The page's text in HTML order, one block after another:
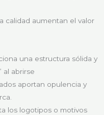
calidad aumentan el valor
una estructura sólida y
al abrirse
aportan opulencia y
los logotipos o motivos